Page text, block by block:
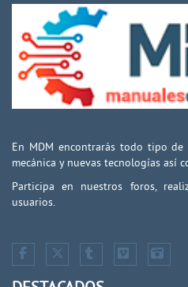
En MDM encontrarás todo tipo
mecánica y nuevas tecnologías así
Participa en nuestros foros,
usuarios.